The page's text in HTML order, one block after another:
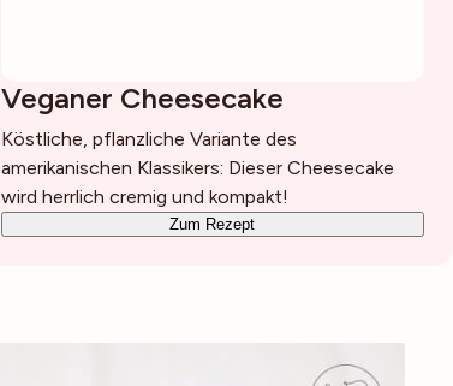
Veganer Cheesecake
Köstliche, pflanzliche Variante des
amerikanischen Klassikers: Dieser Cheesecake
wird herrlich cremig und kompakt!
Zum Rezept